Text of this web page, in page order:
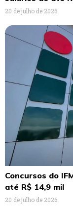
20 de julho de 2026
Concursos do
até R$ 14,9 mil
20 de julho de 2026